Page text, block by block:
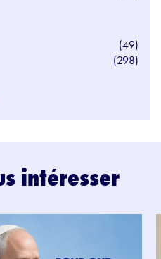
(49)
(298)
intéresser